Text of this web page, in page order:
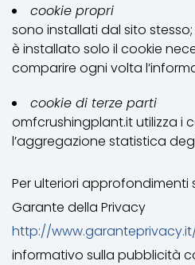
cookie propri
sono installati dal sito
è installato solo il cookie
comparire ogni volta
cookie di terze parti
omfcrushingplant.it utilizza i
l’aggregazione statistica
Per ulteriori approfondimenti
Garante della Privacy
http://
informativo sulla pubblicità